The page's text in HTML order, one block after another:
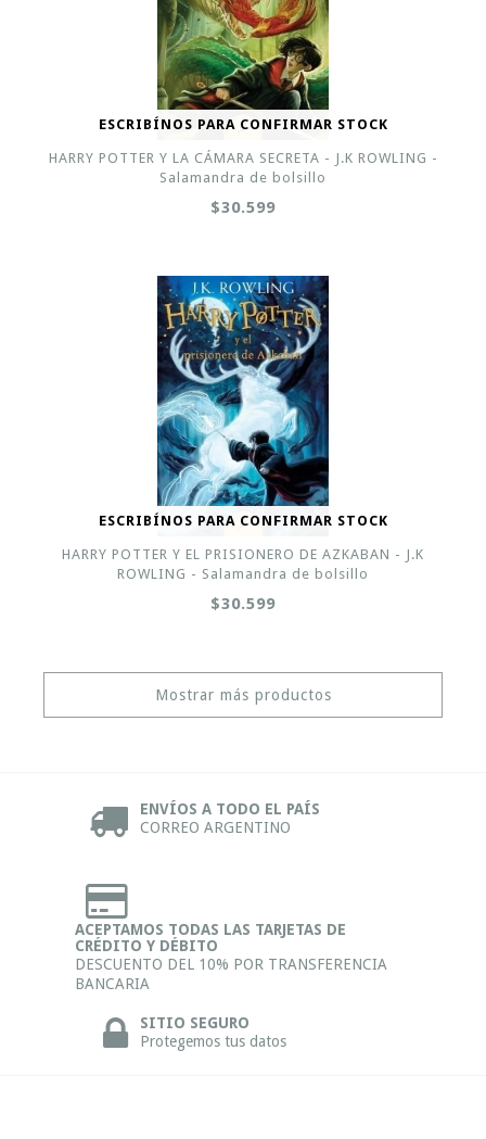
ESCRIBÍNOS PARA CONFIRMAR STOCK
HARRY POTTER Y LA CÁMARA SECRETA - J.K ROWLING -
Salamandra de bolsillo
$30.599
ESCRIBÍNOS PARA CONFIRMAR STOCK
HARRY POTTER Y EL PRISIONERO DE AZKABAN - J.K
ROWLING - Salamandra de bolsillo
$30.599
Mostrar más productos
ENVÍOS A TODO EL PAÍS
CORREO ARGENTINO
ACEPTAMOS TODAS LAS TARJETAS DE
CRÉDITO Y DÉBITO
DESCUENTO DEL 10% POR TRANSFERENCIA
BANCARIA
SITIO SEGURO
Protegemos tus datos